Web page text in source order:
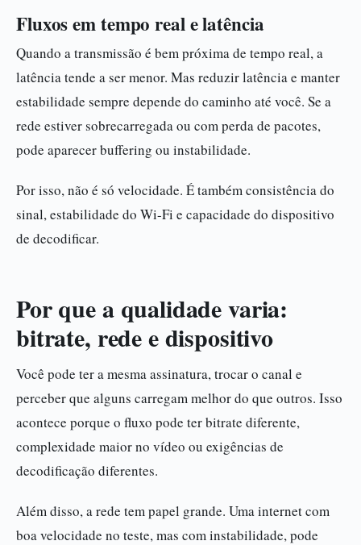
Fluxos em tempo real e latência
Quando a transmissão é bem próxima de tempo real, a
latência tende a ser menor. Mas reduzir latência e manter
estabilidade sempre depende do caminho até você. Se a
rede estiver sobrecarregada ou com perda de pacotes,
pode aparecer buffering ou instabilidade.
Por isso, não é só velocidade. É também consistência do
sinal, estabilidade do Wi-Fi e capacidade do dispositivo
de decodificar.
Por que a qualidade varia:
bitrate, rede e dispositivo
Você pode ter a mesma assinatura, trocar o canal e
perceber que alguns carregam melhor do que outros. Isso
acontece porque o fluxo pode ter bitrate diferente,
complexidade maior no vídeo ou exigências de
decodificação diferentes.
Além disso, a rede tem papel grande. Uma internet com
boa velocidade no teste, mas com instabilidade, pode